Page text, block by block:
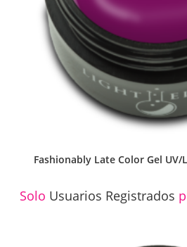
Fashionably Late Color Gel UV/
Solo Usuarios Registrados